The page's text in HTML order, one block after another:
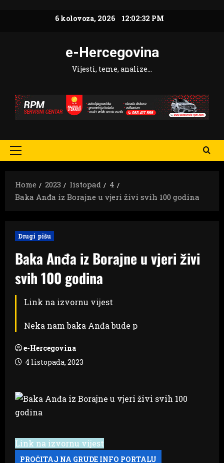
6 kolovoza, 2026 12:02:33 PM
e-Hercegovina
Vijesti, teme, analize…
Primary
Home
2023 listopad
4
Baka Anđa iz Borajne u vjeri živi svih 100 godina
Drugi pišu
Baka Anđa iz Borajne u vjeri živi
svih 100 godina
Link na izvornu vijest
Neka nam baka Anđa bude p
e-Hercegovina
4 listopada, 2023
Link na izvornu vijest